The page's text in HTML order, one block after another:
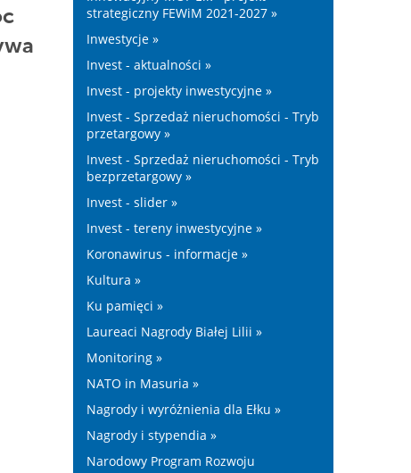
strategiczny FEWiM 2021-2027 »
Inwestycje »
Invest - aktualności »
Invest - projekty inwestycyjne »
Invest - Sprzedaż nieruchomości - Tryb
przetargowy »
Invest - Sprzedaż nieruchomości - Tryb
bezprzetargowy »
Invest - slider »
Invest - tereny inwestycyjne »
Koronawirus - informacje »
Kultura »
Ku pamięci »
Laureaci Nagrody Białej Lilii »
Monitoring »
NATO in Masuria »
Nagrody i wyróżnienia dla Ełku »
Nagrody i stypendia »
Narodowy Program Rozwoju